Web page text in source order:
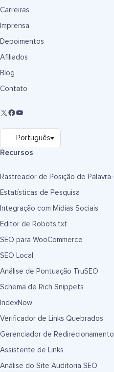
Carreiras
Imprensa
Depoimentos
Afiliados
Blog
Contato
Recursos
Rastreador de Posição de
Estatísticas de Pesquisa
Integração com Mídias Sociais
Editor de Robots.txt
SEO para WooCommerce
SEO Local
Análise de Pontuação TruSEO
Schema de Rich Snippets
IndexNow
Verificador de Links Quebrados
Gerenciador de Redirecionamento
Assistente de Links
Análise do Site Auditoria SEO